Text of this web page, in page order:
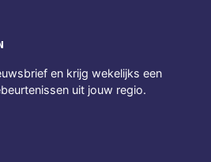
en krijg wekelijks een
uit jouw regio.